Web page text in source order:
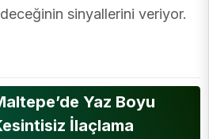
sinyallerini veriyor.
Yaz Boyu
İlaçlama